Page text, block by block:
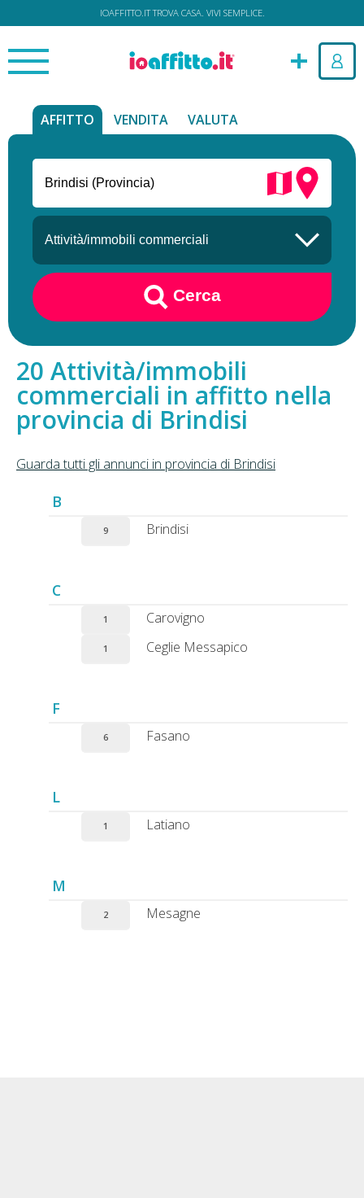
IOAFFITTO.IT TROVA CASA. VIVI SEMPLICE.
AFFITTO VENDITA VALUTA
Cerca
Attività/immobili
commerciali in affitto nella
provincia di Brindisi
Guarda tutti gli annunci in provincia di Brindisi
B
9 Brindisi
C
1 Carovigno
1 Ceglie Messapico
F
6 Fasano
L
1 Latiano
M
2 Mesagne